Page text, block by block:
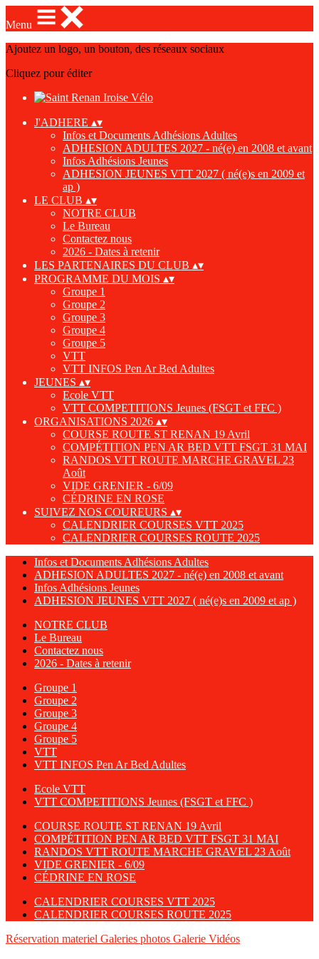
Menu
Ajoutez un logo, un bouton, des réseaux sociaux
Cliquez pour éditer
J'ADHERE ▴▾
Infos et Documents Adhésions Adultes
ADHESION ADULTES 2027 - né(e) en 2008 et avant
Infos Adhésions Jeunes
ADHESION JEUNES VTT 2027 ( né(e)s en 2009 et
ap )
LE CLUB ▴▾
NOTRE CLUB
Le Bureau
Contactez nous
2026 - Dates à retenir
LES PARTENAIRES DU CLUB ▴▾
PROGRAMME DU MOIS ▴▾
Groupe 1
Groupe 2
Groupe 3
Groupe 4
Groupe 5
VTT
VTT INFOS Pen Ar Bed Adultes
JEUNES ▴▾
Ecole VTT
VTT COMPETITIONS Jeunes (FSGT et FFC )
ORGANISATIONS 2026 ▴▾
COURSE ROUTE ST RENAN 19 Avril
COMPÉTITION PEN AR BED VTT FSGT 31 MAI
RANDOS VTT ROUTE MARCHE GRAVEL 23
Août
VIDE GRENIER - 6/09
CÉDRINE EN ROSE
SUIVEZ NOS COUREURS ▴▾
CALENDRIER COURSES VTT 2025
CALENDRIER COURSES ROUTE 2025
Infos et Documents Adhésions Adultes
ADHESION ADULTES 2027 - né(e) en 2008 et avant
Infos Adhésions Jeunes
ADHESION JEUNES VTT 2027 ( né(e)s en 2009 et ap )
NOTRE CLUB
Le Bureau
Contactez nous
2026 - Dates à retenir
Groupe 1
Groupe 2
Groupe 3
Groupe 4
Groupe 5
VTT
VTT INFOS Pen Ar Bed Adultes
Ecole VTT
VTT COMPETITIONS Jeunes (FSGT et FFC )
COURSE ROUTE ST RENAN 19 Avril
COMPÉTITION PEN AR BED VTT FSGT 31 MAI
RANDOS VTT ROUTE MARCHE GRAVEL 23 Août
VIDE GRENIER - 6/09
CÉDRINE EN ROSE
CALENDRIER COURSES VTT 2025
CALENDRIER COURSES ROUTE 2025
Réservation materiel Galeries photos Galerie Vidéos